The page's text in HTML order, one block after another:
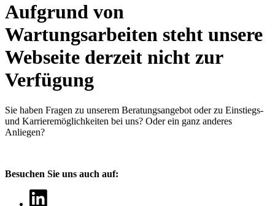
Aufgrund von
Wartungsarbeiten steht unsere
Webseite derzeit nicht zur
Verfügung
Sie haben Fragen zu unserem Beratungsangebot oder zu Einstiegs-
und Karrieremöglichkeiten bei uns? Oder ein ganz anderes
Anliegen?
Besuchen Sie uns auch auf: